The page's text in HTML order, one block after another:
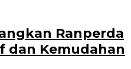
Ranperda
dan Kemudahan